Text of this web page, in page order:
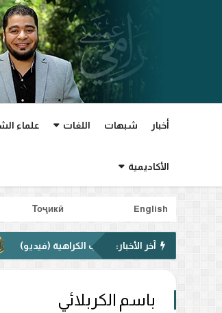
أخبار شبهات اللغات علماء
الأكاديمية
English
Тоҷикӣ
آخر الأخبار:
لمواجهة خطاب الكراهية (فيديو) رفض
باسم الكربلائي